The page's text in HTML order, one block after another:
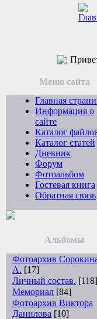
Меню сайта
Главная
Информация о
сайте
Каталог
Каталог статей
Дневник
Форум
Фотоальбом
Гостевая книга
Обратная связь
Альбомы
Фотоархив
А. [17]
Личный состав. [118]
Мемориал [84]
Фотоархив Виктора
Данилова [10]